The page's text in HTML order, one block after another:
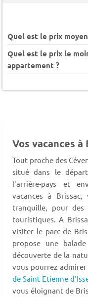
Quel est le prix moyen
Quel est le prix le
appartement ?
Vos vacances à
Tout proche des
situé dans le
l'arrière-pays et
vacances à
tranquille, pour des
touristiques. A
visiter le parc de
propose une
découverte de la
vous pourrez
de Saint Etienne
vous éloignant de